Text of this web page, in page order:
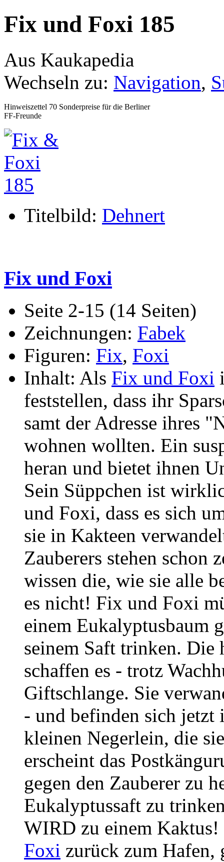
Fix und Foxi 185
Aus Kaukapedia
Wechseln zu: Navigation,
Hinweiszettel 70 Sonderpreise für die Berliner
FF-Freunde
Titelbild: Dehnert
Fix und Foxi
Seite 2-15 (14 Seiten)
Zeichnungen: Fabek
Figuren: Fix, Foxi
Inhalt: Als Fix und Foxi
feststellen, dass ihr
samt der Adresse ihres
wohnen wollten. Ein
heran und bietet ihnen
Sein Süppchen ist
und Foxi, dass es sich
sie in Kakteen
Zauberers stehen schon
wissen die, wie sie alle
es nicht! Fix und Foxi
einem Eukalyptusbaum
seinem Saft trinken. Die
schaffen es - trotz
Giftschlange. Sie
- und befinden sich jetzt
kleinen Negerlein, die
erscheint das
gegen den Zauberer zu
Eukalyptussaft zu
WIRD zu einem
Foxi zurück zum Hafen,